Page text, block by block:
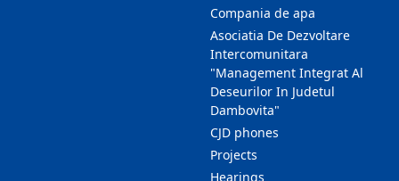
Compania de apa
Asociatia De Dezvoltare
Intercomunitara
"Management Integrat Al
Deseurilor In Judetul
Dambovita"
CJD phones
Projects
Hearings